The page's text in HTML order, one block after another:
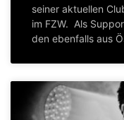
seiner aktuellen
im FZW. Als
den ebenfalls aus